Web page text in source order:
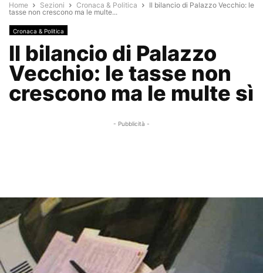
Home Sezioni Cronaca & Politica
Il bilancio di Palazzo Vecchio: le
tasse non crescono ma le multe...
Cronaca & Politica
Il bilancio di Palazzo
Vecchio: le tasse non
crescono ma le multe sì
- Pubblicità -